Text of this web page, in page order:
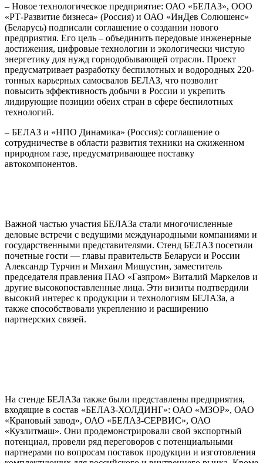
– Новое технологическое предприятие: ОАО «БЕЛАЗ», ООО
«РТ-Развитие бизнеса» (Россия) и ОАО «ИнДев Солюшенс»
(Беларусь) подписали соглашение о создании нового
предприятия. Его цель – объединить передовые инженерные
достижения, цифровые технологии и экологически чистую
энергетику для нужд горнодобывающей отрасли. Проект
предусматривает разработку беспилотных и водородных 220-
тонных карьерных самосвалов БЕЛАЗ, что позволит
повысить эффективность добычи в России и укрепить
лидирующие позиции обеих стран в сфере беспилотных
технологий.
– БЕЛАЗ и «НПО Динамика» (Россия): соглашение о
сотрудничестве в области развития техники на сжиженном
природном газе, предусматривающее поставку
автокомпонентов.
Важной частью участия БЕЛАЗа стали многочисленные
деловые встречи с ведущими международными компаниями и
государственными представителями. Стенд БЕЛАЗ посетили
почетные гости — главы правительств Беларуси и России
Александр Турчин и Михаил Мишустин, заместитель
председателя правления ПАО «Газпром» Виталий Маркелов и
другие высокопоставленные лица. Эти визиты подтвердили
высокий интерес к продукции и технологиям БЕЛАЗа, а
также способствовали укреплению и расширению
партнерских связей.
На стенде БЕЛАЗа также были представлены предприятия,
входящие в состав «БЕЛАЗ-ХОЛДИНГ»: ОАО «МЗОР», ОАО
«Крановый завод», ОАО «БЕЛАЗ-СЕРВИС», ОАО
«Кузлитмаш». Они продемонстрировали свой экспортный
потенциал, провели ряд переговоров с потенциальными
партнерами по вопросам поставок продукции и изготовления